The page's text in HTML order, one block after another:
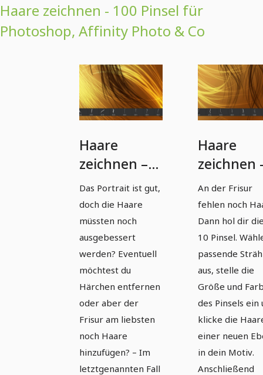
Haare zeichnen - 100 Pinsel für
Photoshop, Affinity Photo & Co
Haare
zeichnen –
10 Pinsel mit
Strähnen
für
Photoshop
und Co
(Version 01)
Das Portrait ist gut,
doch die Haare
müssten noch
ausgebessert
werden? Eventuell
möchtest du
Härchen entfernen
oder aber der
Frisur am liebsten
noch Haare
hinzufügen? – Im
letztgenannten Fall
Haare
zeichnen
10 Pinsel
Strähnen
für
und Co
(Version
An der Frisur
fehlen noch
Dann hol dir
10 Pinsel.
passende
aus, stelle die
Größe und
des Pinsels ein
klicke die
einer neuen
in dein Motiv.
Anschließend